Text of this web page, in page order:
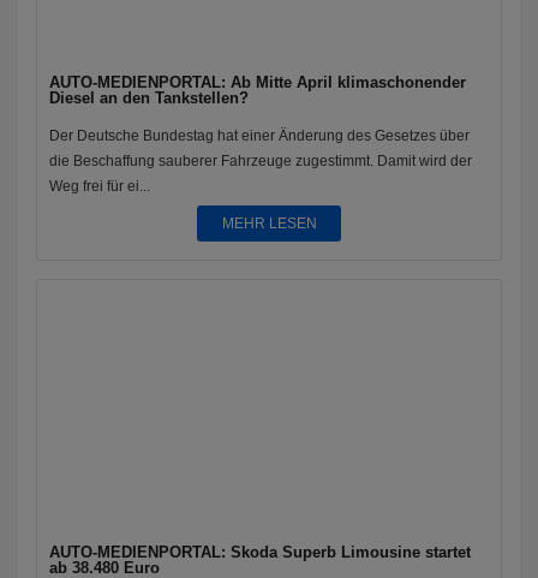
AUTO-MEDIENPORTAL: Ab Mitte April klimaschonender
Diesel an den Tankstellen?
Der Deutsche Bundestag hat einer Änderung des Gesetzes über
die Beschaffung sauberer Fahrzeuge zugestimmt. Damit wird der
Weg frei für ei...
MEHR LESEN
AUTO-MEDIENPORTAL: Skoda Superb Limousine startet
ab 38.480 Euro